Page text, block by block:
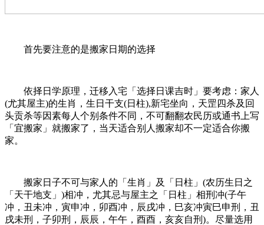
首先要注意的是搬家日期的选择
依择日学原理，迁移入宅「选择日课吉时」要考虑：家人
(尤其屋主)的生肖，生日干支(日柱),新宅坐向，天罡四杀及回
头贡杀等因素每人个别条件不同，不可翻翻农民历或通书上写
「宜搬家」就搬家了，当天适合别人搬家却不一定适合你搬
家。
搬家日子不可与家人的「生肖」及「日柱」(农历生日之
「天干地支」)相冲，尤其忌与屋主之「日柱」相刑冲(子午
冲，丑未冲，寅申冲，卯酉冲，辰戌冲，巳亥冲寅巳申刑，丑
戌未刑，子卯刑，辰辰，午午，酉酉，亥亥自刑)。尽量选用